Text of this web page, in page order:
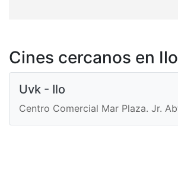
Cines cercanos en Ilo
Uvk - Ilo
Centro Comercial Mar Plaza. Jr.